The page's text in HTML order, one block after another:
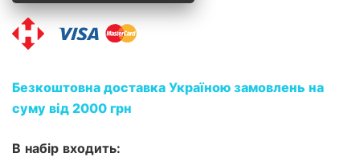
Безкоштовна доставка Україною замовлень на
суму від 2000 грн
В набір входить: